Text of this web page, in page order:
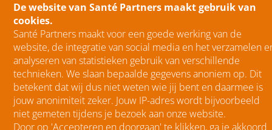
De website van Santé Partners maakt gebruik van
cookies.
Santé Partners maakt voor een goede werking van de
website, de integratie van social media en het verzamelen
analyseren van statistieken gebruik van verschillende
technieken. We slaan bepaalde gegevens anoniem op. Dit
betekent dat wij dus niet weten wie jij bent en daarmee is
jouw anonimiteit zeker. Jouw IP-adres wordt bijvoorbeeld
niet gemeten tijdens je bezoek aan onze website.
Door op 'Accepteren en doorgaan' te klikken, ga je akkoord